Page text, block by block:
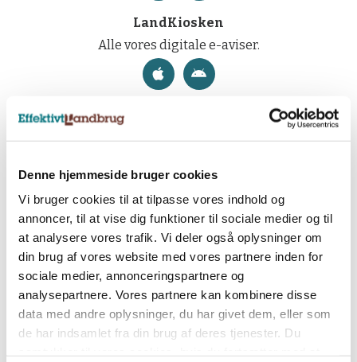
Denne hjemmeside bruger cookies
Vi bruger cookies til at tilpasse vores indhold og
annoncer, til at vise dig funktioner til sociale medier og til
at analysere vores trafik. Vi deler også oplysninger om
din brug af vores website med vores partnere inden for
sociale medier, annonceringspartnere og
analysepartnere. Vores partnere kan kombinere disse
data med andre oplysninger, du har givet dem, eller som
de har indsamlet fra din brug af deres tjenester. Du
LandKiosken
Alle vores digitale e-aviser.
Nyhedsbreve
Tilmeld dig et af vores nyhedsbreve, og få
Tilmeld nyhedsbrev
Sociale medier
Følg os på Facebook, LinkedIn og Instagram og få
alle landbrugets vigtigste nyheder.